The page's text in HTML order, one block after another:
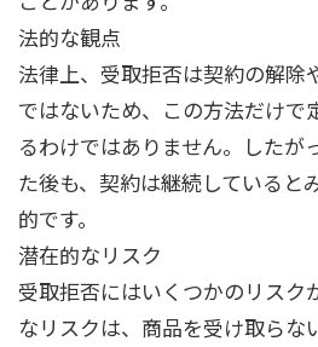
法的な観点
法律上、受取拒否は契約の解除
ではないため、この方法だけで
るわけではありません。したが
た後も、契約は継続していると
的です。
潜在的なリスク
受取拒否にはいくつかのリスク
なリスクは、商品を受け取らな